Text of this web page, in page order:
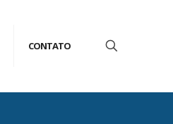
CONTATO